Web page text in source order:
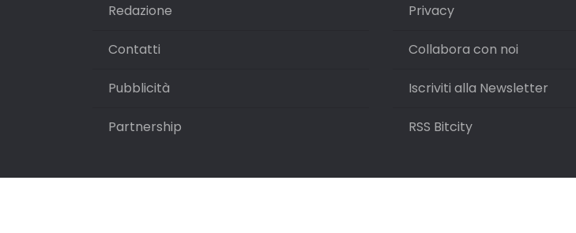
Redazione
Contatti
Pubblicità
Partnership
Privacy
Collabora con noi
Iscriviti alla Newsletter
RSS Bitcity